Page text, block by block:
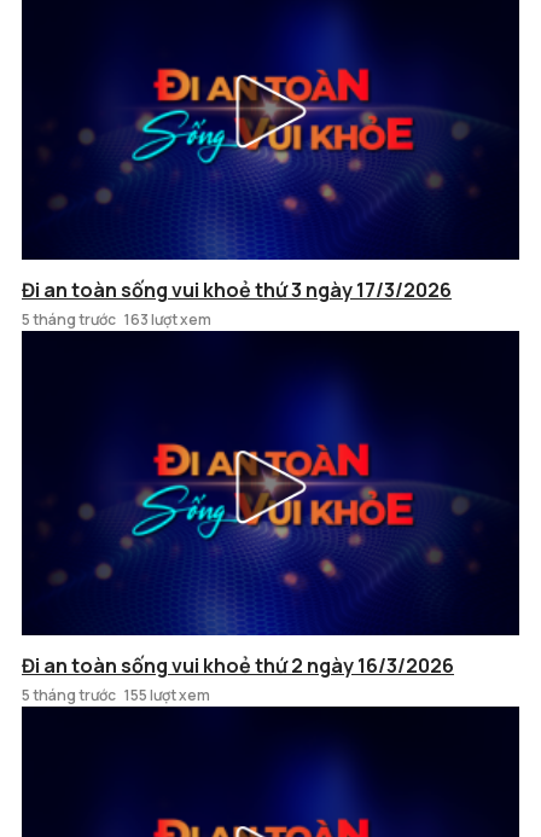
Đi an toàn sống vui khoẻ thứ 3 ngày 17/3/2026
5 tháng trước 163 lượt xem
Đi an toàn sống vui khoẻ thứ 2 ngày 16/3/2026
5 tháng trước 155 lượt xem